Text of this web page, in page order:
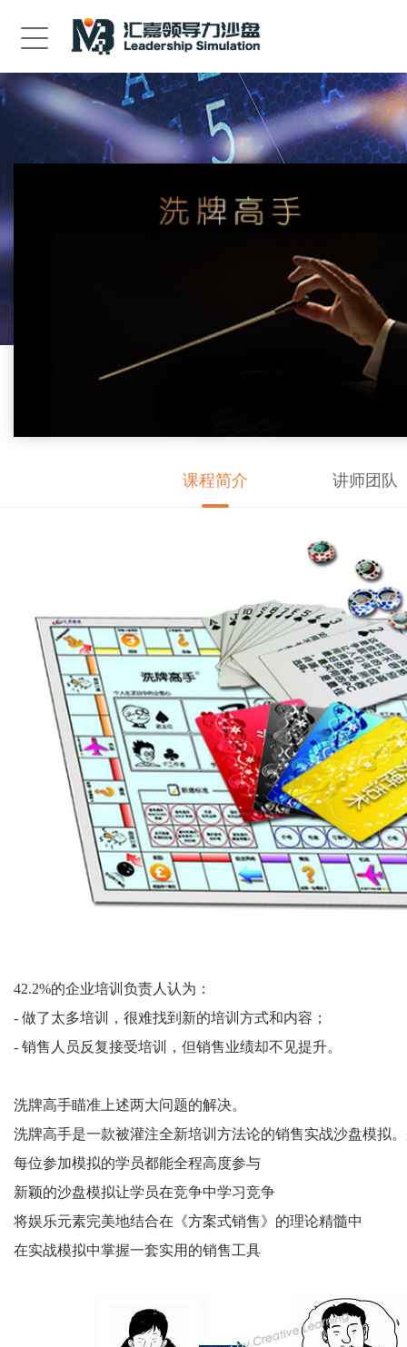
课程简介 讲师团队
42.2%的企业培训负责人认为：
- 做了太多培训，很难找到新的培训方式和内容；
- 销售人员反复接受培训，但销售业绩却不见提升。
洗牌高手瞄准上述两大问题的解决。
洗牌高手是一款被灌注全新培训方法论的销售实战沙盘模拟
每位参加模拟的学员都能全程高度参与
新颖的沙盘模拟让学员在竞争中学习竞争
将娱乐元素完美地结合在《方案式销售》的理论精髓中
在实战模拟中掌握一套实用的销售工具